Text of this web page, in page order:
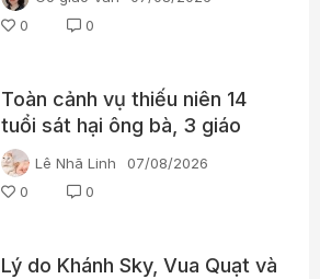
0
0
Toàn cảnh vụ thiếu niên 14
tuổi sát hại ông bà, 3 giáo
viên và 3 học sinh
Lê Nhã Linh
07/08/2026
0
0
Lý do Khánh Sky, Vua Quạt và